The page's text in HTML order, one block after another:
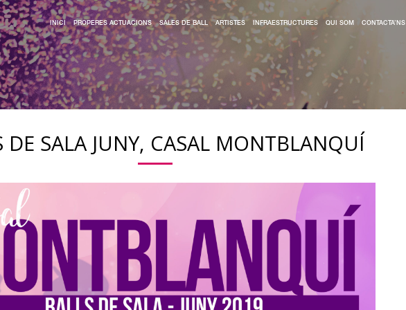
INICI PROPERES ACTUACIONS SALES DE BALL ARTISTES INFRAESTRUCTURES QUI SOM CONTACTA’NS
DE SALA JUNY, CASAL MONTBLANQUÍ